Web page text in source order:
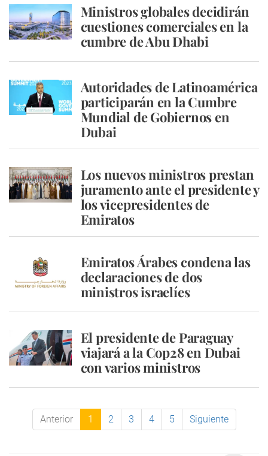
Ministros globales decidirán
cuestiones comerciales en la
cumbre de Abu Dhabi
Autoridades de Latinoamérica
participarán en la Cumbre
Mundial de Gobiernos en
Dubai
Los nuevos ministros prestan
juramento ante el presidente y
los vicepresidentes de
Emiratos
Emiratos Árabes condena las
declaraciones de dos
ministros israelíes
El presidente de Paraguay
viajará a la Cop28 en Dubai
con varios ministros
Anterior 1 2 3 4 5 Siguiente